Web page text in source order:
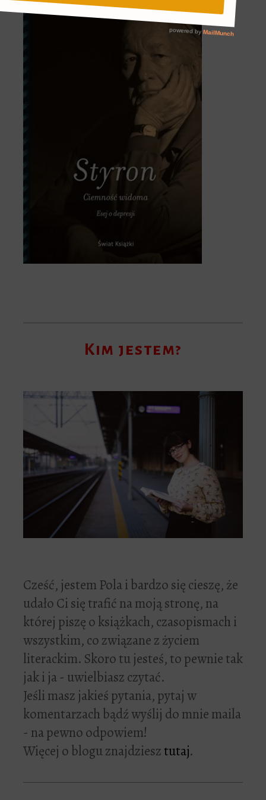
Kim jestem?
Cześć, jestem Pola i bardzo się cieszę, że
udało Ci się trafić na moją stronę, na
której piszę o książkach, czasopismach i
wszystkim, co związane z życiem
literackim. Skoro tu jesteś, to pewnie tak
jak i ja - uwielbiasz czytać.
Jeśli masz jakieś pytania, pytaj w
komentarzach bądź wyślij do mnie maila
- na pewno odpowiem!
Więcej o blogu znajdziesztutaj.